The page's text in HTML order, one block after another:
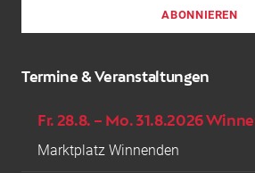
Termine & Veranstaltungen
Fr. 28.8. – Mo. 31.8.2026
Marktplatz Winnenden